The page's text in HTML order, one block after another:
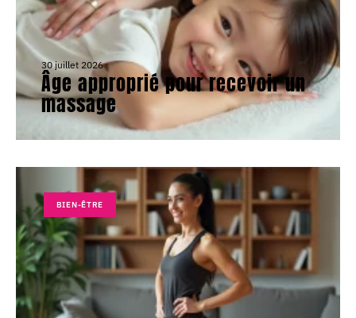
30 juillet 2026
Âge approprié pour recevoir un
massage
BIEN-ÊTRE